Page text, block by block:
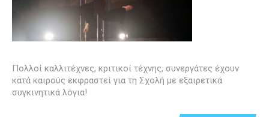
Πολλοί καλλιτέχνες, κριτικοί τέχνης, συνεργάτες έχουν
κατά καιρούς εκφραστεί για τη Σχολή με εξαιρετικά
συγκινητικά λόγια!